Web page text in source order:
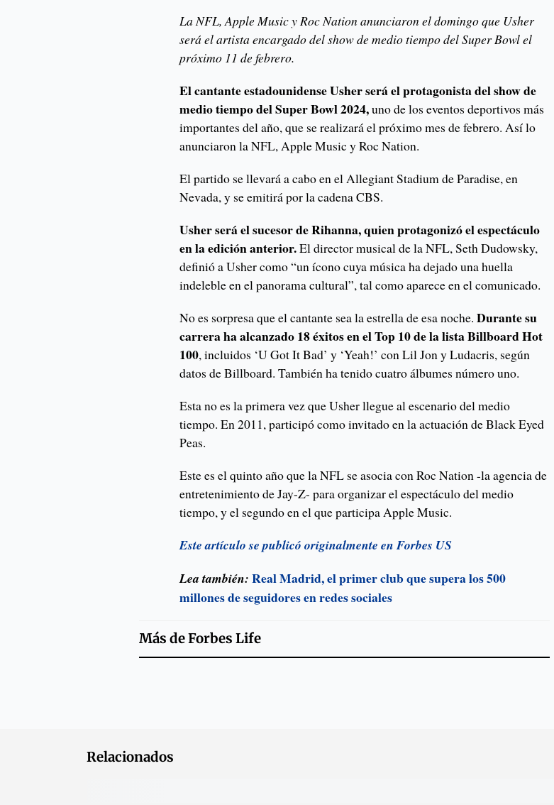
La NFL, Apple Music y Roc Nation anunciaron el domingo que Usher
será el artista encargado del show de medio tiempo del Super Bowl el
próximo 11 de febrero.
El cantante estadounidense Usher será el protagonista del show de
medio tiempo del Super Bowl 2024,uno de los eventos deportivos más
importantes del año, que se realizará el próximo mes de febrero. Así lo
anunciaron la NFL, Apple Music y Roc Nation.
El partido se llevará a cabo en el Allegiant Stadium de Paradise, en
Nevada, y se emitirá por la cadena CBS.
Usher será el sucesor de Rihanna, quien protagonizó el espectáculo
en la edición anterior.El director musical de la NFL, Seth Dudowsky,
definió a Usher como “un ícono cuya música ha dejado una huella
indeleble en el panorama cultural”, tal como aparece en el comunicado.
No es sorpresa que el cantante sea la estrella de esa noche.Durante su
carrera ha alcanzado 18 éxitos en el Top 10 de la lista Billboard Hot
100, incluidos ‘U Got It Bad’ y ‘Yeah!’ con Lil Jon y Ludacris, según
datos de Billboard. También ha tenido cuatro álbumes número uno.
Esta no es la primera vez que Usher llegue al escenario del medio
tiempo. En 2011, participó como invitado en la actuación de Black Eyed
Peas.
Este es el quinto año que la NFL se asocia con Roc Nation -la agencia de
entretenimiento de Jay-Z- para organizar el espectáculo del medio
tiempo, y el segundo en el que participa Apple Music.
Este artículo se publicó originalmente en Forbes US
Lea también:Real Madrid, el primer club que supera los 500
millones de seguidores en redes sociales
Más deForbes Life
Relacionados